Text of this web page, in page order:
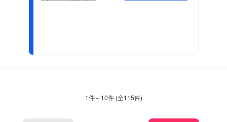
1件～10件 (全115件)